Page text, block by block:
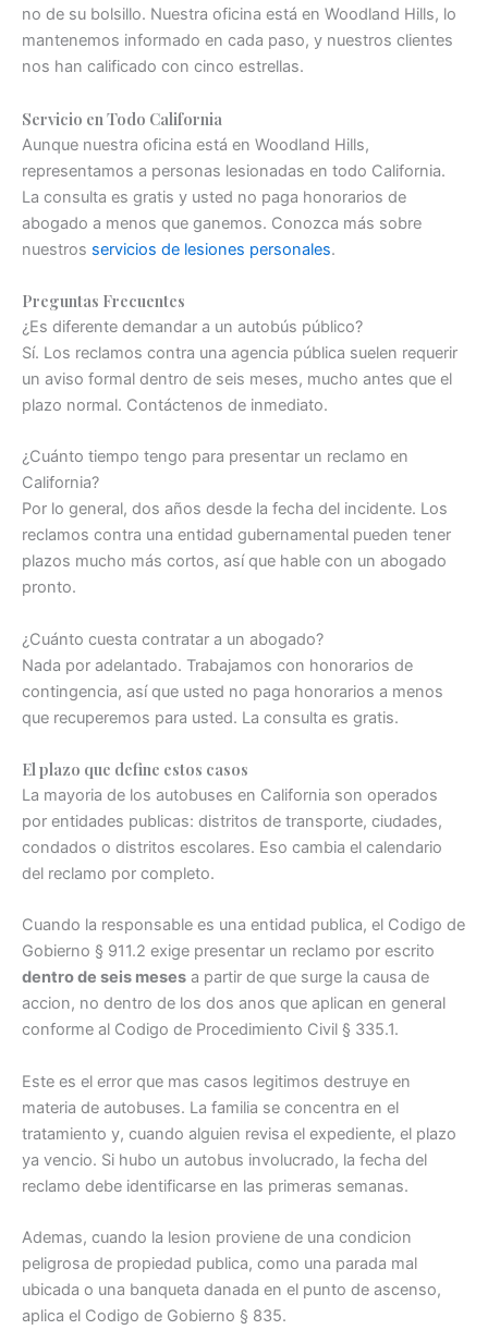
no de su bolsillo. Nuestra oficina está en Woodland Hills, lo
mantenemos informado en cada paso, y nuestros clientes
nos han calificado con cinco estrellas.
Servicio en Todo California
Aunque nuestra oficina está en Woodland Hills,
representamos a personas lesionadas en todo California.
La consulta es gratis y usted no paga honorarios de
abogado a menos que ganemos. Conozca más sobre
nuestros servicios de lesiones personales.
Preguntas Frecuentes
¿Es diferente demandar a un autobús público?
Sí. Los reclamos contra una agencia pública suelen requerir
un aviso formal dentro de seis meses, mucho antes que el
plazo normal. Contáctenos de inmediato.
¿Cuánto tiempo tengo para presentar un reclamo en
California?
Por lo general, dos años desde la fecha del incidente. Los
reclamos contra una entidad gubernamental pueden tener
plazos mucho más cortos, así que hable con un abogado
pronto.
¿Cuánto cuesta contratar a un abogado?
Nada por adelantado. Trabajamos con honorarios de
contingencia, así que usted no paga honorarios a menos
que recuperemos para usted. La consulta es gratis.
El plazo que define estos casos
La mayoria de los autobuses en California son operados
por entidades publicas: distritos de transporte, ciudades,
condados o distritos escolares. Eso cambia el calendario
del reclamo por completo.
Cuando la responsable es una entidad publica, el Codigo de
Gobierno § 911.2 exige presentar un reclamo por escrito
dentro de seis meses a partir de que surge la causa de
accion, no dentro de los dos anos que aplican en general
conforme al Codigo de Procedimiento Civil § 335.1.
Este es el error que mas casos legitimos destruye en
materia de autobuses. La familia se concentra en el
tratamiento y, cuando alguien revisa el expediente, el plazo
ya vencio. Si hubo un autobus involucrado, la fecha del
reclamo debe identificarse en las primeras semanas.
Ademas, cuando la lesion proviene de una condicion
peligrosa de propiedad publica, como una parada mal
ubicada o una banqueta danada en el punto de ascenso,
aplica el Codigo de Gobierno § 835.